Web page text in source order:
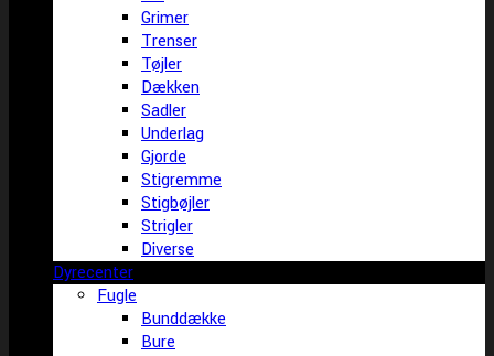
Grimer
Trenser
Tøjler
Dækken
Sadler
Underlag
Gjorde
Stigremme
Stigbøjler
Strigler
Diverse
Dyrecenter
Fugle
Bunddække
Bure